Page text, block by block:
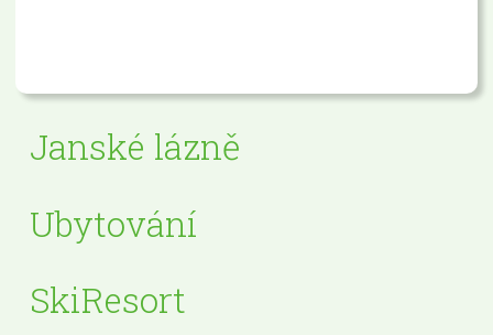
Janské lázně
Ubytování
SkiResort